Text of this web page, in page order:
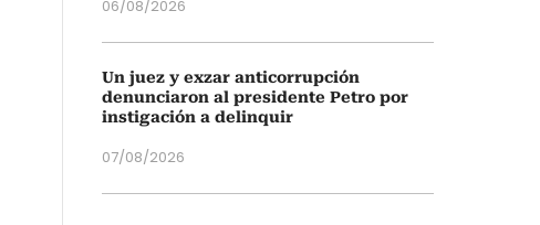
06/08/2026
Un juez y exzar anticorrupción
denunciaron al presidente Petro por
instigación a delinquir
07/08/2026